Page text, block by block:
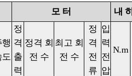
모 터 내
행
도
정
격
출
력
정격 회
전 수
최고 회
전 수
정
격
전
류
입
력
전
압
N.m